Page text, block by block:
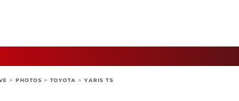
> PHOTOS > TOYOTA > YARIS TS